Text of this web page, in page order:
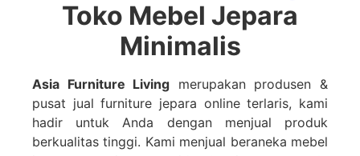
LIVING
Toko Furniture Jepara
Online
Toko Mebel Jepara
Minimalis
Asia Furniture Living merupakan produsen &
pusat jualfurniture jepara online terlaris, kami
hadir untuk Anda dengan menjual produk
berkualitas tinggi. Kami menjual beraneka mebel